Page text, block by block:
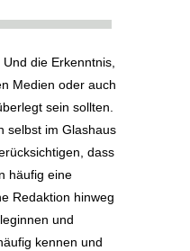
die Erkenntnis,
Medien oder auch
sein sollten.
selbst im Glashaus
dass
häufig eine
Redaktion hinweg
und
kennen und